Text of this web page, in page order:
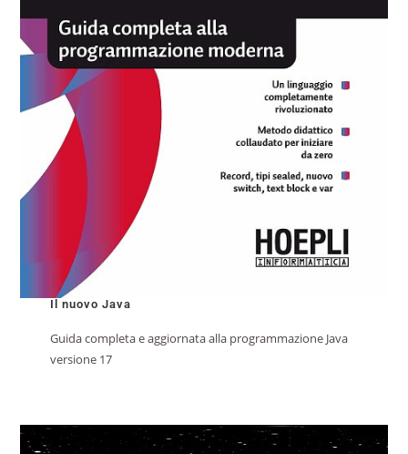
Il nuovo Java
Guida completa e aggiornata alla programmazione Java
versione 17